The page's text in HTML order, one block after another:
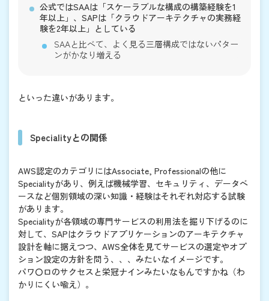
公式ではSAAは「スケーラブルな構成の構築経験を1
年以上」、SAPは「クラウドアーキテクチャの実務経
験を2年以上」としている
SAAと比べて、よく見る三層構成ではないパター
ンがかなり増える
といった違いがあります。
Specialityとの関係
AWS認定のカテゴリにはAssociate, Professionalの他に
Specialityがあり、例えば機械学習、セキュリティ、データベ
ースなど個別領域の深い知識・経験はそれぞれ対応する試験
があります。
Specialityが各領域の専門サービスの利用法を掘り下げるのに
対して、SAPはクラウドアプリケーションのアーキテクチャ
設計を軸に据えつつ、AWS全体を見てサービスの選定やオプ
ション設定の方針を問う、、、みたいなイメージです。
パワ〇ロのサクセスと栄冠ナインみたいなもんですかね（わ
かりにくい喩え）。